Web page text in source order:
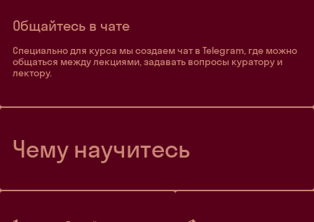
Общайтесь в чате
Специально для курса мы создаем чат в Telegram, где можно
общаться между лекциями, задавать вопросы куратору и
лектору.
Чему научитесь